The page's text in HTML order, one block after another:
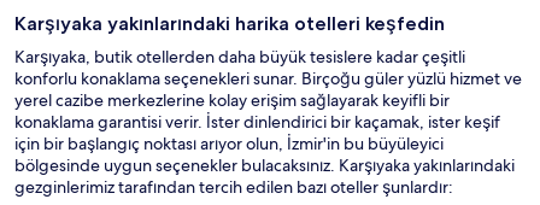
Karşıyaka yakınlarındaki harika otelleri keşfedin
Karşıyaka, butik otellerden daha büyük tesislere kadar çeşitli
konforlu konaklama seçenekleri sunar. Birçoğu güler yüzlü hizmet ve
yerel cazibe merkezlerine kolay erişim sağlayarak keyifli bir
konaklama garantisi verir. İster dinlendirici bir kaçamak, ister keşif
için bir başlangıç noktası arıyor olun, İzmir'in bu büyüleyici
bölgesinde uygun seçenekler bulacaksınız. Karşıyaka yakınlarındaki
gezginlerimiz tarafından tercih edilen bazı oteller şunlardır: